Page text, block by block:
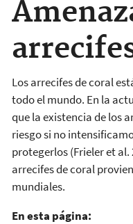
Los arrecifes de coral
todo el mundo. En la
que la existencia de los
riesgo si no
protegerlos (Frieler et al.
arrecifes de coral
mundiales.
En esta página: